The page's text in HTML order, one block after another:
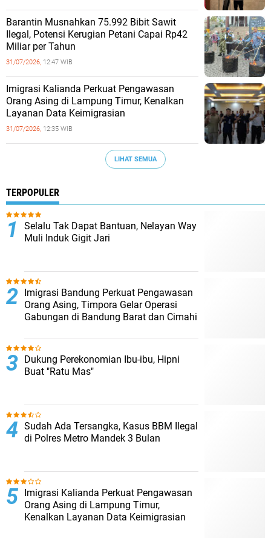
Barantin Musnahkan 75.992 Bibit Sawit
Ilegal, Potensi Kerugian Petani Capai Rp42
Miliar per Tahun
31/07/2026, 12:47 WIB
Imigrasi Kalianda Perkuat Pengawasan
Orang Asing di Lampung Timur, Kenalkan
Layanan Data Keimigrasian
31/07/2026, 12:35 WIB
LIHAT SEMUA
TERPOPULER
Selalu Tak Dapat Bantuan, Nelayan Way
Muli Induk Gigit Jari
Imigrasi Bandung Perkuat Pengawasan
Orang Asing, Timpora Gelar Operasi
Gabungan di Bandung Barat dan Cimahi
Dukung Perekonomian Ibu-ibu, Hipni
Buat "Ratu Mas"
Sudah Ada Tersangka, Kasus BBM Ilegal
di Polres Metro Mandek 3 Bulan
Imigrasi Kalianda Perkuat Pengawasan
Orang Asing di Lampung Timur,
Kenalkan Layanan Data Keimigrasian